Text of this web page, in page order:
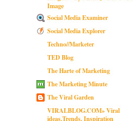
Image
Social Media Examiner
Social Media Explorer
Techno//Marketer
TED Blog
The Harte of Marketing
The Marketing Minute
The Viral Garden
VIRALBLOG.COM» Viral
ideas.Trends. Inspiration